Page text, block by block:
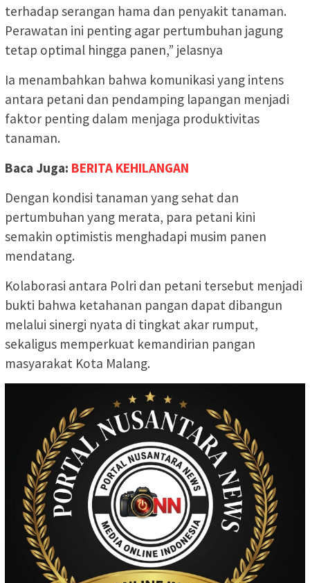
terhadap serangan hama dan penyakit tanaman.
Perawatan ini penting agar pertumbuhan jagung
tetap optimal hingga panen,” jelasnya
Ia menambahkan bahwa komunikasi yang intens
antara petani dan pendamping lapangan menjadi
faktor penting dalam menjaga produktivitas
tanaman.
Baca Juga: BERITA KEHILANGAN
Dengan kondisi tanaman yang sehat dan
pertumbuhan yang merata, para petani kini
semakin optimistis menghadapi musim panen
mendatang.
Kolaborasi antara Polri dan petani tersebut menjadi
bukti bahwa ketahanan pangan dapat dibangun
melalui sinergi nyata di tingkat akar rumput,
sekaligus memperkuat kemandirian pangan
masyarakat Kota Malang.